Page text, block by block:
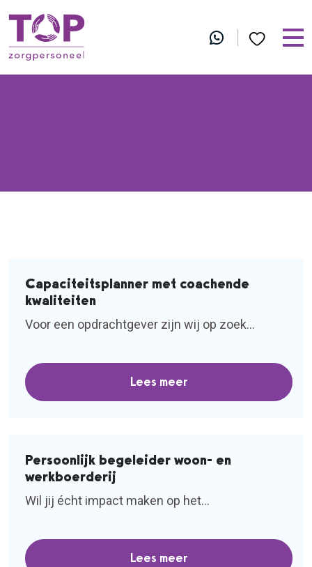
Capaciteitsplanner met coachende
kwaliteiten
Voor een opdrachtgever zijn wij op zoek...
Lees meer
Persoonlijk begeleider woon- en
werkboerderij
Wil jij écht impact maken op het...
Lees meer